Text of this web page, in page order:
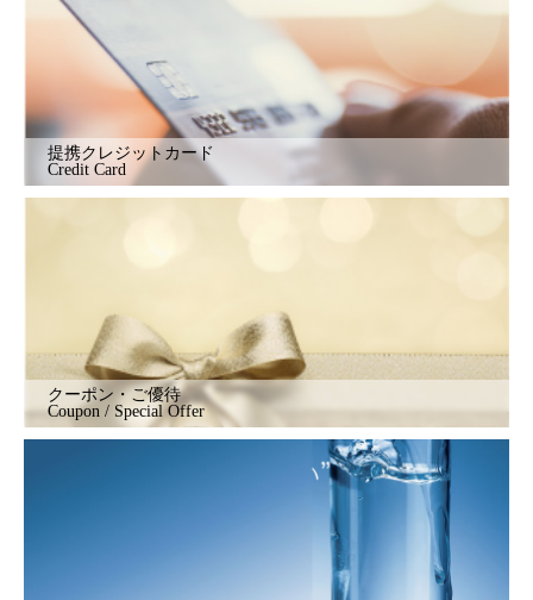
提携クレジットカード
Credit Card
クーポン・ご優待
Coupon / Special Offer